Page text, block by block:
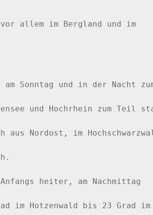
allem im Bergland und im
Sonntag und in der Nacht
und Hochrhein zum Teil
aus Nordost, im
h.
heiter, am Nachmittag
im Hotzenwald bis 23 Grad im